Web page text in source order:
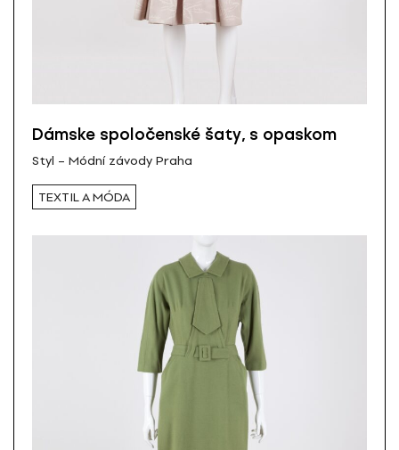
Dámske spoločenské šaty, s opaskom
Styl – Módní závody Praha
TEXTIL A MÓDA